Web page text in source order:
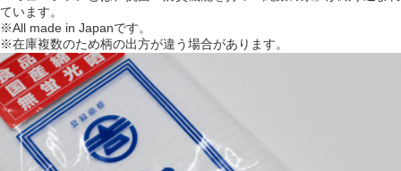
ています。
※All made in Japanです。
※在庫複数のため柄の出方が違う場合があります。